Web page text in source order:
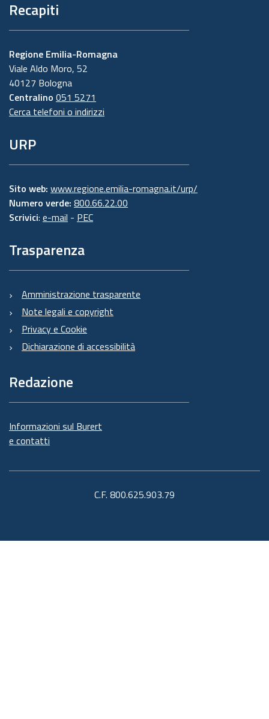
Recapiti
Regione Emilia-Romagna
Viale Aldo Moro, 52
40127 Bologna
Centralino 051 5271
Cerca telefoni o indirizzi
URP
Sito web: www.regione.emilia-romagna.it/urp/
Numero verde: 800.66.22.00
Scrivici: e-mail - PEC
Trasparenza
Amministrazione trasparente
Note legali e copyright
Privacy e Cookie
Dichiarazione di accessibilità
Redazione
Informazioni sul Burert
e contatti
C.F. 800.625.903.79